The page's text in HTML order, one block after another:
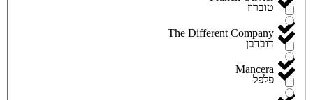
The Different Company
Mancera
טוברוז
דובדבן
פלפל